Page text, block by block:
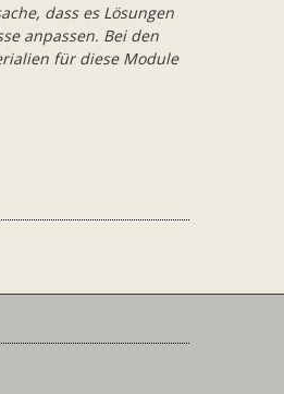
dass es Lösungen
anpassen. Bei den
für diese Module